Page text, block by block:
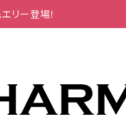
リー登場！